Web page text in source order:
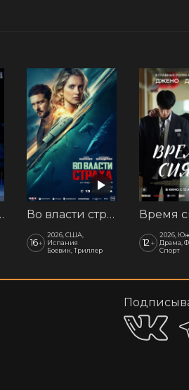
года Во власти страха
16+
2026, США,
Испания
Боевик, Триллер
Время
12 +
2026,
Драма,
Спорт